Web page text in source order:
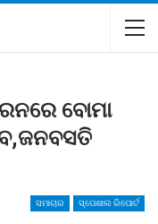
ବୋମା
ସମାଚାର ସ୍ପେଶାଲ ରିପୋର୍ଟ